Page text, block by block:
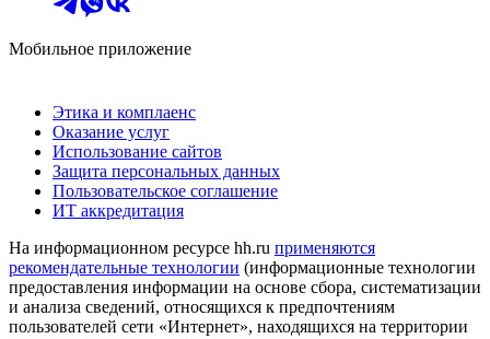
Мобильное приложение
Этика и комплаенс
Оказание услуг
Использование сайтов
Защита персональных данных
Пользовательское соглашение
ИТ аккредитация
На информационном ресурсе hh.ru применяются
рекомендательные технологии (информационные технологии
предоставления информации на основе сбора, систематизации
и анализа сведений, относящихся к предпочтениям
пользователей сети «Интернет», находящихся на территории